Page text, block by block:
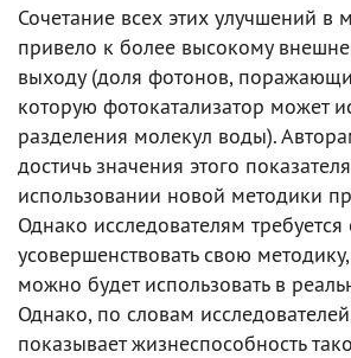
Сочетание всех этих улучшений в
привело к более высокому
выходу (доля фотонов,
которую фотокатализатор может
разделения молекул воды).
достичь значения этого
использовании новой методики
Однако исследователям
усовершенствовать свою
можно будет использовать в
Однако, по словам
показывает жизнеспособность